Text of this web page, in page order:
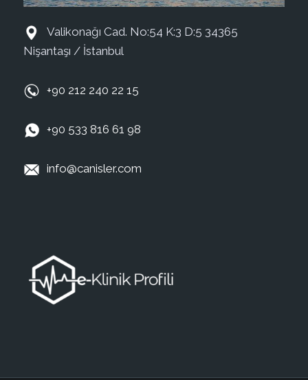
Valikonağı Cad. No:54 K:3 D:5 34365
Nişantaşı / İstanbul
+90 212 240 22 15
+90 533 816 61 98
info@canisler.com